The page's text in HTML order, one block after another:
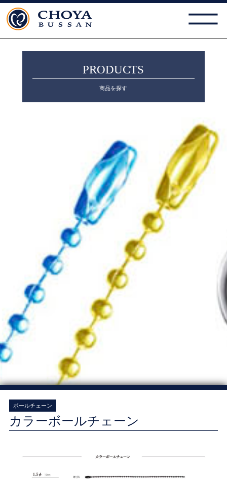
PRODUCTS
商品を探す
ボールチェーン
カラーボールチェーン